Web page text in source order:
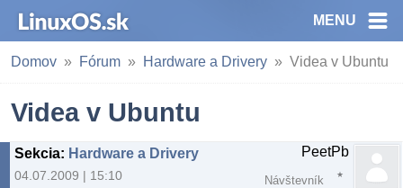
MENU
Domov Fórum Hardware a Drivery Videa v Ubuntu
Videa v Ubuntu
Sekcia: Hardware a Drivery
04.07.2009 | 15:10
PeetPb
Návštevník